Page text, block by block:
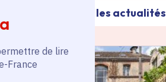
de lire
France
Toutes les actualités
active